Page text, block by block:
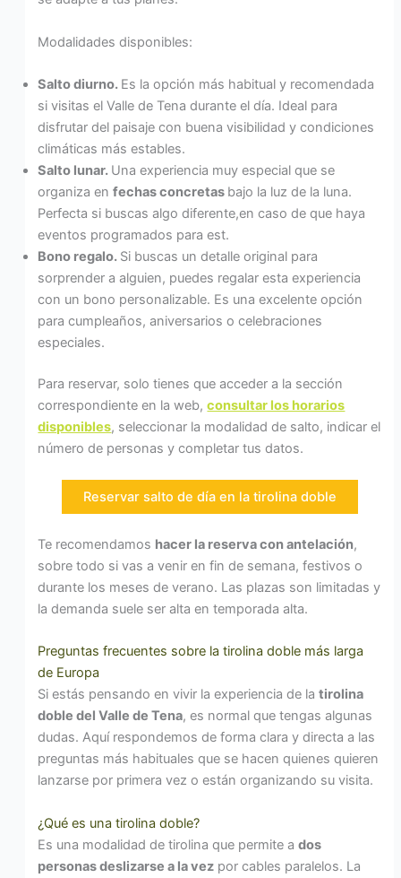
Modalidades disponibles:
Salto diurno. Es la opción más habitual y recomendada
si visitas el Valle de Tena durante el día. Ideal para
disfrutar del paisaje con buena visibilidad y condiciones
climáticas más estables.
Salto lunar. Una experiencia muy especial que se
organiza enfechas concretas bajo la luz de la luna.
Perfecta si buscas algo diferente,en caso de que haya
eventos programados para est.
Bono regalo. Si buscas un detalle original para
sorprender a alguien, puedes regalar esta experiencia
con un bono personalizable. Es una excelente opción
para cumpleaños, aniversarios o celebraciones
especiales.
Para reservar, solo tienes que acceder a la sección
correspondiente en la web,consultar los horarios
disponibles, seleccionar la modalidad de salto, indicar el
número de personas y completar tus datos.
Reservar salto de día en la tirolina doble
Te recomendamos hacer la reserva con antelación,
sobre todo si vas a venir en fin de semana, festivos o
durante los meses de verano. Las plazas son limitadas y
la demanda suele ser alta en temporada alta.
Preguntas frecuentes sobre la tirolina doble más larga
de Europa
Si estás pensando en vivir la experiencia de latirolina
doble del Valle de Tena, es normal que tengas algunas
dudas. Aquí respondemos de forma clara y directa a las
preguntas más habituales que se hacen quienes quieren
lanzarse por primera vez o están organizando su visita.
¿Qué es una tirolina doble?
Es una modalidad de tirolina que permite ados
personas deslizarse a la vez por cables paralelos. La